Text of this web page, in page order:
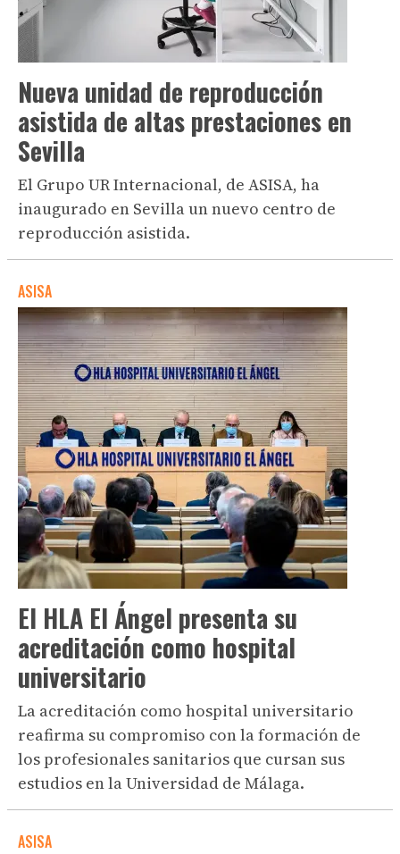
Nueva unidad de reproducción
asistida de altas prestaciones en
Sevilla
El Grupo UR Internacional, de ASISA, ha
inaugurado en Sevilla un nuevo centro de
reproducción asistida.
ASISA
El HLA El Ángel presenta su
acreditación como hospital
universitario
La acreditación como hospital universitario
reafirma su compromiso con la formación de
los profesionales sanitarios que cursan sus
estudios en la Universidad de Málaga.
ASISA